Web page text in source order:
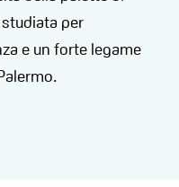
per
e un forte legame